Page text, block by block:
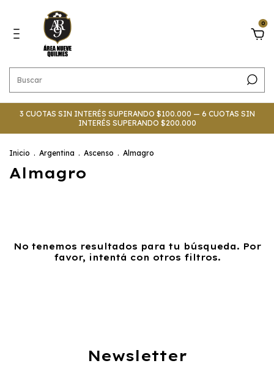
0
3 CUOTAS SIN INTERÉS SUPERANDO $100.000 — 6 CUOTAS SIN
INTERÉS SUPERANDO $200.000
Inicio . Argentina . Ascenso . Almagro
Almagro
No tenemos resultados para tu búsqueda. Por
favor, intentá con otros filtros.
Newsletter